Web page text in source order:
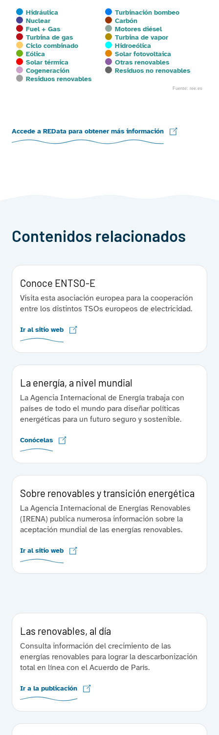
Hidráulica
Turbinación bombeo
Nuclear
Carbón
Fuel + Gas
Motores diésel
Turbina de gas
Turbina de vapor
Ciclo combinado
Hidroeólica
Eólica
Solar fotovoltaica
Solar térmica
Otras renovables
Cogeneración
Residuos no renovables
Residuos renovables
Fuente: ree.es
Accede a REData para obtener más información
Contenidos relacionados
Conoce ENTSO-E
Visita esta asociación europea para la cooperación
entre los distintos TSOs europeos de electricidad.
Ir al sitio web
La energía, a nivel mundial
La Agencia Internacional de Energía trabaja con
países de todo el mundo para diseñar políticas
energéticas para un futuro seguro y sostenible.
Conócelas
Sobre renovables y transición energética
La Agencia Internacional de Energías Renovables
(IRENA) publica numerosa información sobre la
aceptación mundial de las energías renovables.
Ir al sitio web
Las renovables, al día
Consulta información del crecimiento de las
energías renovables para lograr la descarbonización
total en línea con el Acuerdo de París.
Ir a la publicación